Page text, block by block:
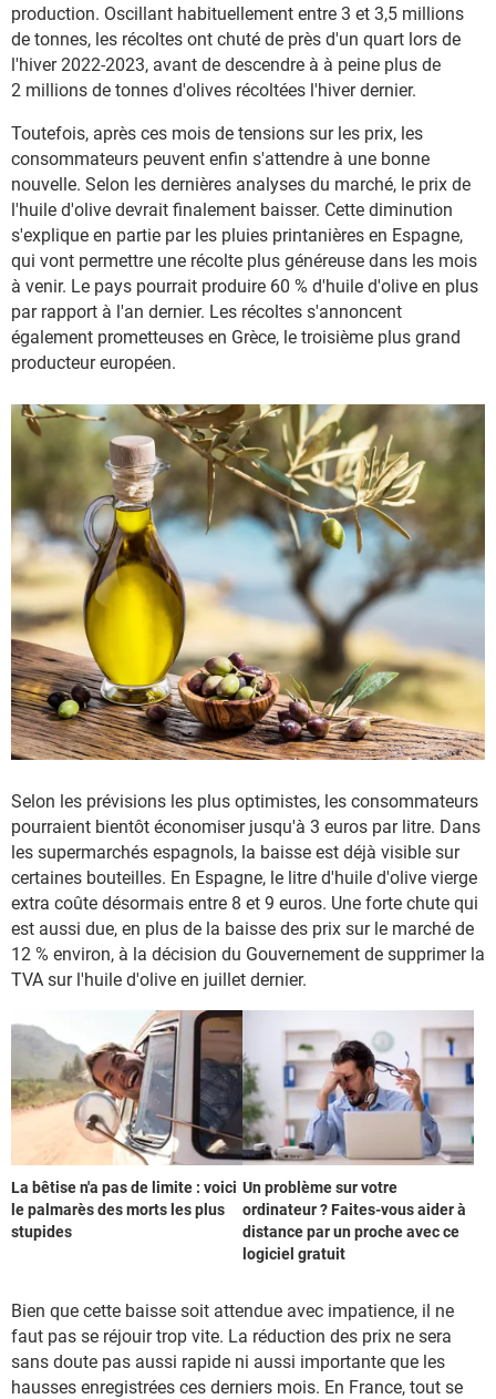
production. Oscillant habituellement entre 3 et 3,5 millions
de tonnes, les récoltes ont chuté de près d'un quart lors de
l'hiver 2022-2023, avant de descendre à à peine plus de
2 millions de tonnes d'olives récoltées l'hiver dernier.
Toutefois, après ces mois de tensions sur les prix, les
consommateurs peuvent enfin s'attendre à une bonne
nouvelle. Selon les dernières analyses du marché, le prix de
l'huile d'olive devrait finalement baisser. Cette diminution
s'explique en partie par les pluies printanières en Espagne,
qui vont permettre une récolte plus généreuse dans les mois
à venir. Le pays pourrait produire 60 % d'huile d'olive en plus
par rapport à l'an dernier. Les récoltes s'annoncent
également prometteuses en Grèce, le troisième plus grand
producteur européen.
Selon les prévisions les plus optimistes, les consommateurs
pourraient bientôt économiser jusqu'à 3 euros par litre. Dans
les supermarchés espagnols, la baisse est déjà visible sur
certaines bouteilles. En Espagne, le litre d'huile d'olive vierge
extra coûte désormais entre 8 et 9 euros. Une forte chute qui
est aussi due, en plus de la baisse des prix sur le marché de
12 % environ, à la décision du Gouvernement de supprimer la
TVA sur l'huile d'olive en juillet dernier.
La bêtise n'a pas de limite : voici
le palmarès des morts les plus
stupides
Un problème sur votre
ordinateur ? Faites-vous aider à
distance par un proche avec ce
logiciel gratuit
Bien que cette baisse soit attendue avec impatience, il ne
faut pas se réjouir trop vite. La réduction des prix ne sera
sans doute pas aussi rapide ni aussi importante que les
hausses enregistrées ces derniers mois. En France, tout se